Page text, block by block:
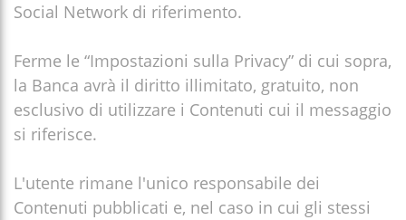
Social Network di riferimento.
Ferme le “Impostazioni sulla Privacy” di cui sopra,
la Banca avrà il diritto illimitato, gratuito, non
esclusivo di utilizzare i Contenuti cui il messaggio
si riferisce.
L'utente rimane l'unico responsabile dei
Contenuti pubblicati e, nel caso in cui gli stessi